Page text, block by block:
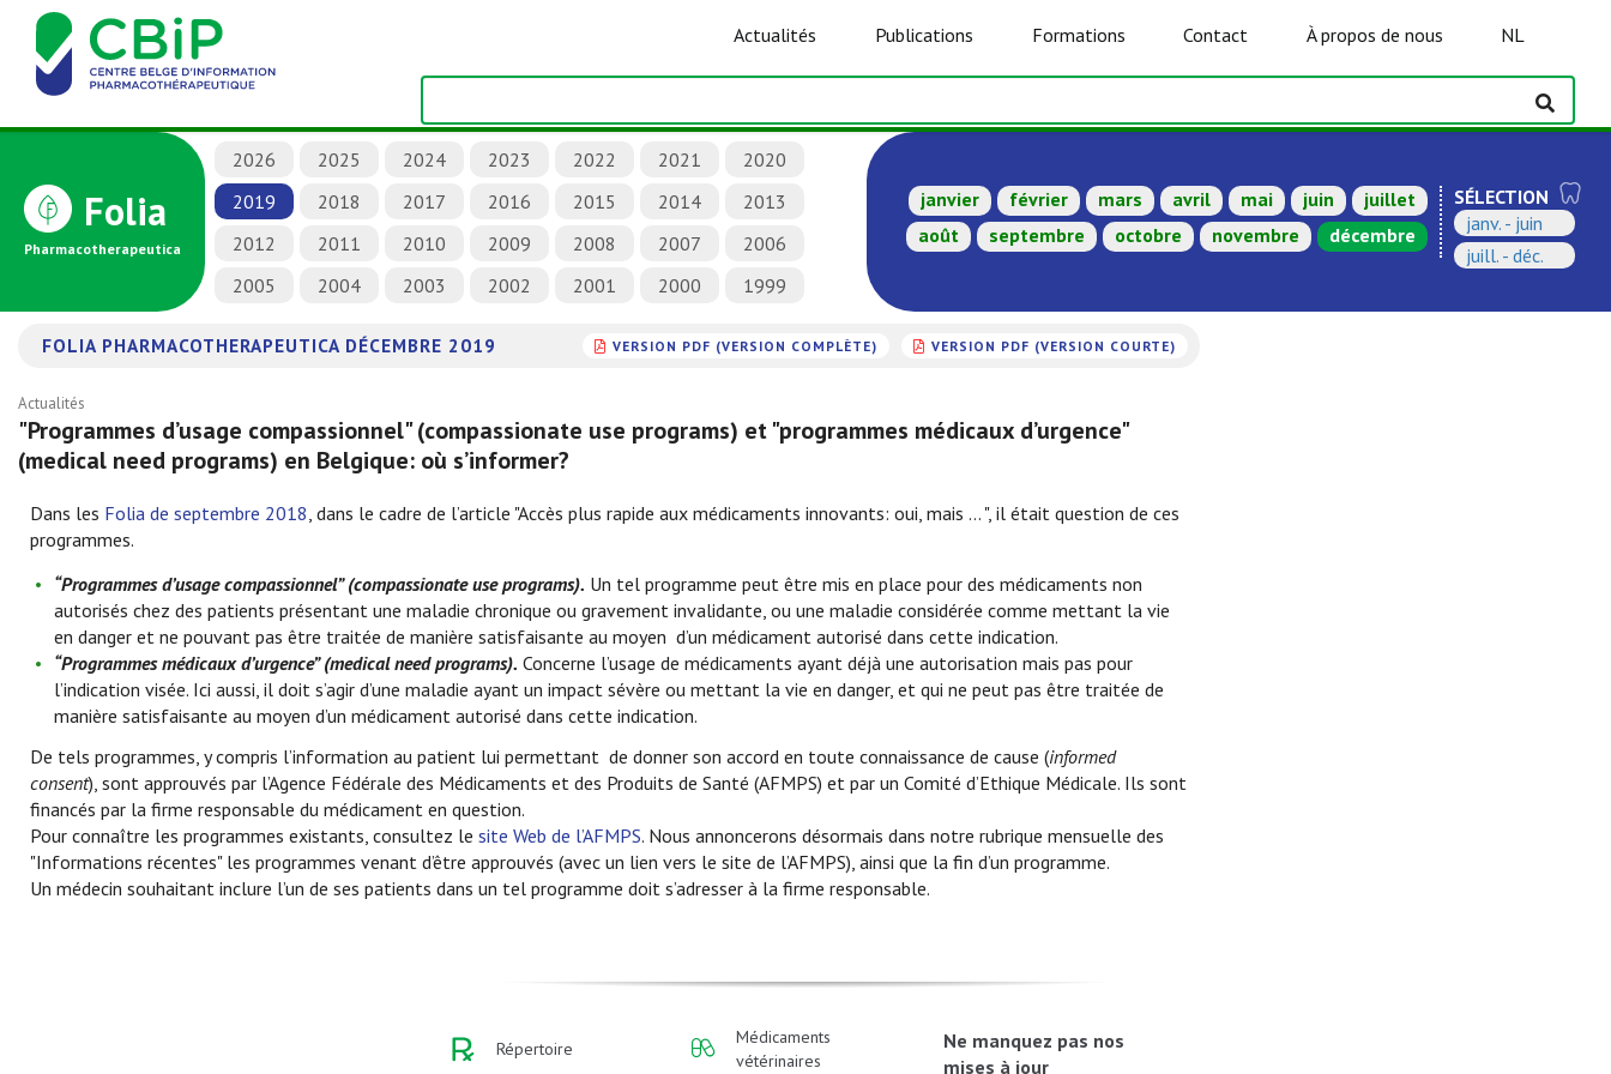
Actualités Publications Formations Contact À propos de nous NL
Folia
Pharmacotherapeutica
2026 2025 2024 2023 2022 2021
2020
2019
2018 2017 2016 2015 2014
2013
2012
2011 2010 2009 2008 2007
2006
2005
2004 2003 2002 2001 2000 1999
janvier février mars avril mai juin
juillet
août
septembre octobre novembre décembre
SÉLECTION
janv. - juin
juill. - déc.
FOLIA PHARMACOTHERAPEUTICA DÉCEMBRE 2019 VERSION PDF (VERSION COMPLÈTE) VERSION PDF (VERSION COURTE)
Actualités
"Programmes d’usage compassionnel" (compassionate use programs) et "programmes médicaux d’urgence"
(medical need programs) en Belgique: où s’informer?
Dans les Folia de septembre 2018, dans le cadre de l’article "Accès plus rapide aux médicaments innovants: oui, mais … ", il était question de ces
programmes.
“Programmes d’usage compassionnel” (compassionate use programs). Un tel programme peut être mis en place pour des médicaments non
autorisés chez des patients présentant une maladie chronique ou gravement invalidante, ou une maladie considérée comme mettant la vie
en danger et ne pouvant pas être traitée de manière satisfaisante au moyen d’un médicament autorisé dans cette indication.
“Programmes médicaux d’urgence” (medical need programs). Concerne l’usage de médicaments ayant déjà une autorisation mais pas pour
l’indication visée. Ici aussi, il doit s’agir d’une maladie ayant un impact sévère ou mettant la vie en danger, et qui ne peut pas être traitée de
manière satisfaisante au moyen d’un médicament autorisé dans cette indication.
De tels programmes, y compris l’information au patient lui permettant de donner son accord en toute connaissance de cause (informed
consent), sont approuvés par l’Agence Fédérale des Médicaments et des Produits de Santé (AFMPS) et par un Comité d’Ethique Médicale. Ils sont
financés par la firme responsable du médicament en question.
Pour connaître les programmes existants, consultez le site Web de l’AFMPS. Nous annoncerons désormais dans notre rubrique mensuelle des
"Informations récentes" les programmes venant d’être approuvés (avec un lien vers le site de l’AFMPS), ainsi que la fin d’un programme.
Un médecin souhaitant inclure l’un de ses patients dans un tel programme doit s’adresser à la firme responsable.
Répertoire
Médicaments
vétérinaires
Ne manquez pas nos
mises à jour